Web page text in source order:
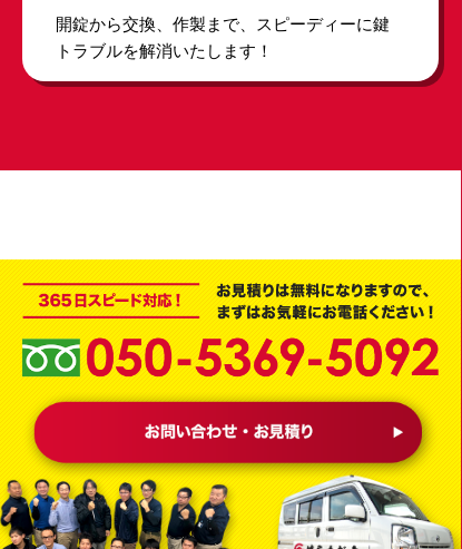
開錠から交換、作製まで、スピーディーに鍵
トラブルを解消いたします！